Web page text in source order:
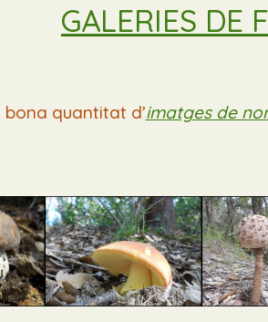
GALERIES DE
quantitat d’imatges de